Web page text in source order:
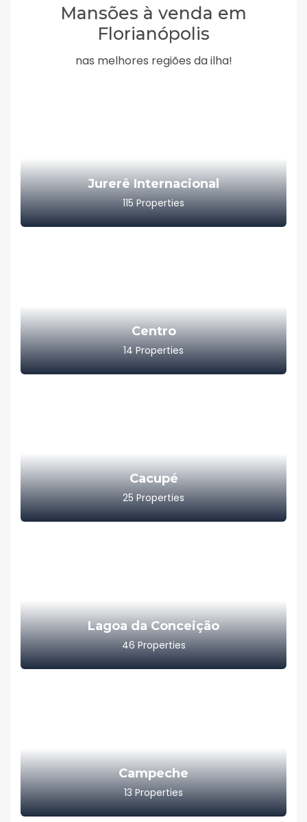
Mansões à venda em
Florianópolis
nas melhores regiões da ilha!
Jurerê Internacional
115Properties
Centro
14Properties
Cacupé
25Properties
Lagoa da Conceição
46Properties
Campeche
13Properties